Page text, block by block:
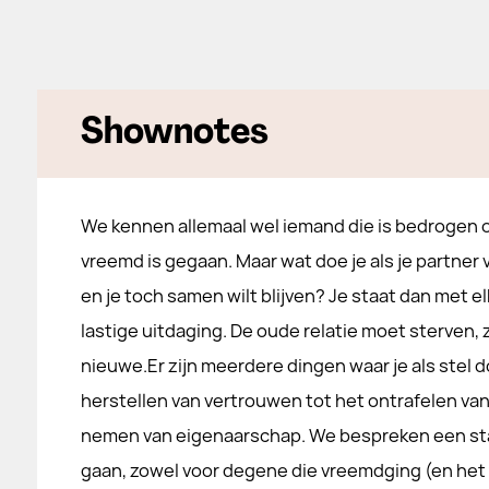
Shownotes
We kennen allemaal wel iemand die is bedrogen
vreemd is gegaan. Maar wat doe je als je partner
en je toch samen wilt blijven? Je staat dan met
lastige uitdaging. De oude relatie moet
nieuwe.Er zijn meerdere dingen waar je als stel
herstellen van vertrouwen tot het ontrafelen
nemen van eigenaarschap. We bespreken een
gaan, zowel voor degene die vreemdging (en